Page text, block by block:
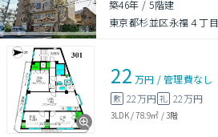
築46年 /5階建
東京都杉並区永福４丁目
22 万円 /管理費なし
敷 22万円 礼 22万円
3LDK/78.9㎡ /3階